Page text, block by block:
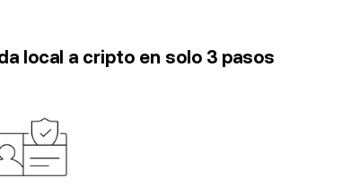
local a cripto en solo 3 pasos